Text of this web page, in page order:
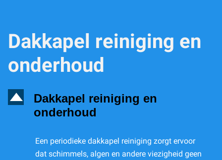
Dakkapel reiniging en
onderhoud
D
Dakkapel reiniging en
onderhoud
Een periodieke dakkapel reiniging zorgt ervoor
dat schimmels, algen en andere viezigheid geen